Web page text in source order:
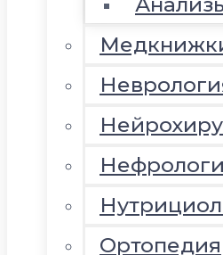
Ортопедия